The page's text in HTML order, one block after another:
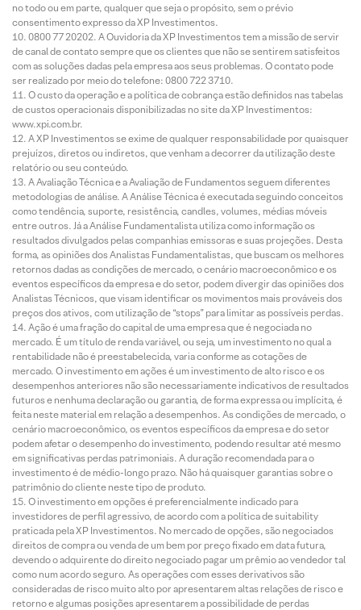
no todo ou em parte, qualquer que seja o propósito, sem o prévio
consentimento expresso da XP Investimentos.
0800 77 20202. A Ouvidoria da XP Investimentos tem a missão de servir
de canal de contato sempre que os clientes que não se sentirem satisfeitos
com as soluções dadas pela empresa aos seus problemas. O contato pode
ser realizado por meio do telefone: 0800 722 3710.
O custo da operação e a política de cobrança estão definidos nas tabelas
de custos operacionais disponibilizadas no site da XP Investimentos:
www.xpi.com.br.
A XP Investimentos se exime de qualquer responsabilidade por quaisquer
prejuízos, diretos ou indiretos, que venham a decorrer da utilização deste
relatório ou seu conteúdo.
A Avaliação Técnica e a Avaliação de Fundamentos seguem diferentes
metodologias de análise. A Análise Técnica é executada seguindo conceitos
como tendência, suporte, resistência, candles, volumes, médias móveis
entre outros. Já a Análise Fundamentalista utiliza como informação os
resultados divulgados pelas companhias emissoras e suas projeções. Desta
forma, as opiniões dos Analistas Fundamentalistas, que buscam os melhores
retornos dadas as condições de mercado, o cenário macroeconômico e os
eventos específicos da empresa e do setor, podem divergir das opiniões dos
Analistas Técnicos, que visam identificar os movimentos mais prováveis dos
preços dos ativos, com utilização de “stops” para limitar as possíveis perdas.
Ação é uma fração do capital de uma empresa que é negociada no
mercado. É um título de renda variável, ou seja, um investimento no qual a
rentabilidade não é preestabelecida, varia conforme as cotações de
mercado. O investimento em ações é um investimento de alto risco e os
desempenhos anteriores não são necessariamente indicativos de resultados
futuros e nenhuma declaração ou garantia, de forma expressa ou implícita, é
feita neste material em relação a desempenhos. As condições de mercado, o
cenário macroeconômico, os eventos específicos da empresa e do setor
podem afetar o desempenho do investimento, podendo resultar até mesmo
em significativas perdas patrimoniais. A duração recomendada para o
investimento é de médio-longo prazo. Não há quaisquer garantias sobre o
patrimônio do cliente neste tipo de produto.
O investimento em opções é preferencialmente indicado para
investidores de perfil agressivo, de acordo com a política de suitability
praticada pela XP Investimentos. No mercado de opções, são negociados
direitos de compra ou venda de um bem por preço fixado em data futura,
devendo o adquirente do direito negociado pagar um prêmio ao vendedor tal
como num acordo seguro. As operações com esses derivativos são
consideradas de risco muito alto por apresentarem altas relações de risco e
retorno e algumas posições apresentarem a possibilidade de perdas